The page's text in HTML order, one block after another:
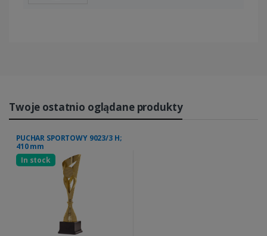
Twoje ostatnio oglądane produkty
PUCHAR SPORTOWY 9023/3 H;
410 mm
In stock